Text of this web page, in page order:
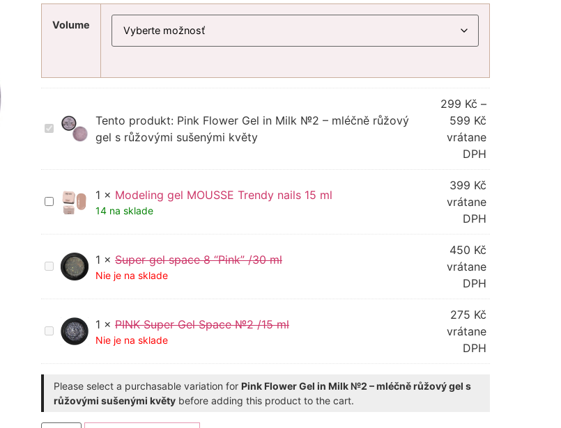
Volume
Pink
Flower
Milk
mléčně
růžový
s
sušenými
květy
Tento produkt: Pink Flower Gel in Milk №2 – mléčně růžový
gel s růžovými sušenými květy
299 Kč –
599 Kč
vrátane
DPH
Modeling
gel
Trendy
ml
1 × Modeling gel MOUSSE Trendy nails 15 ml
14 na sklade
399 Kč
vrátane
DPH
Super
gel
8
ml
1 × Super gel space 8 “Pink” /30 ml
Nie je na sklade
450 Kč
vrátane
DPH
PINK
Super
Space
/15
ml
1 × PINK Super Gel Space №2 /15 ml
Nie je na sklade
275 Kč
vrátane
DPH
Please select a purchasable variation for Pink Flower Gel in Milk №2 – mléčně růžový gel s
růžovými sušenými květy before adding this product to the cart.